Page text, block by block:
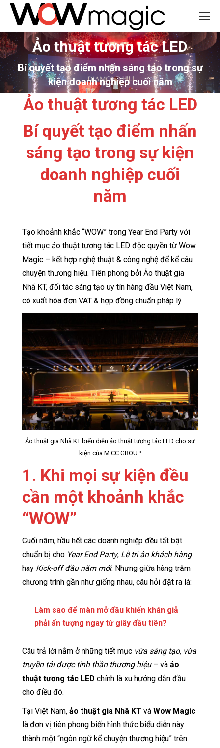
Ảo thuật tương tác LED
Bí quyết tạo điểm nhấn sáng tạo trong sự
kiện doanh nghiệp cuối năm
You are here:
Ảo thuật tương tác LED
Bí quyết tạo điểm nhấn
sáng tạo trong sự kiện
doanh nghiệp cuối
năm
Tạo khoảnh khắc “WOW” trong Year End Party với
tiết mục ảo thuật tương tác LED độc quyền từ Wow
Magic – kết hợp nghệ thuật & công nghệ để kể câu
chuyện thương hiệu. Tiên phong bởi Ảo thuật gia
Nhã KT, đối tác sáng tạo uy tín hàng đầu Việt Nam,
có xuất hóa đơn VAT & hợp đồng chuẩn pháp lý.
Ảo thuật gia Nhã KT biểu diễn ảo thuật tương tác LED cho sự
kiện của MICC GROUP
1. Khi mọi sự kiện đều
cần một khoảnh khắc
“WOW”
Cuối năm, hầu hết các doanh nghiệp đều tất bật
chuẩn bị cho Year End Party, Lễ tri ân khách hàng
hay Kick-off đầu năm mới. Nhưng giữa hàng trăm
chương trình gần như giống nhau, câu hỏi đặt ra là:
Làm sao để màn mở đầu khiến khán giả
phải ấn tượng ngay từ giây đầu tiên?
Câu trả lời nằm ở những tiết mục vừa sáng tạo, vừa
truyền tải được tinh thần thương hiệu– và ảo
thuật tương tác LED chính là xu hướng dẫn đầu
cho điều đó.
Tại Việt Nam, ảo thuật gia Nhã KT và Wow Magic
là đơn vị tiên phong biến hình thức biểu diễn này
thành một “ngôn ngữ kể chuyện thương hiệu” trên